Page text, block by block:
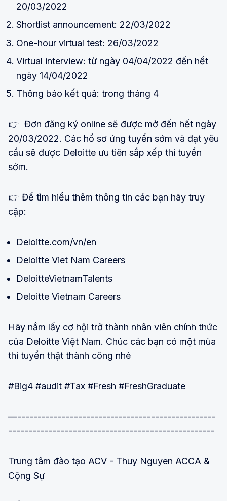
20/03/2022
Shortlist announcement: 22/03/2022
One-hour virtual test: 26/03/2022
Virtual interview: từ ngày 04/04/2022 đến hết
ngày 14/04/2022
Thông báo kết quả: trong tháng 4
👉 Đơn đăng ký online sẽ được mở đến hết ngày
20/03/2022. Các hồ sơ ứng tuyển sớm và đạt yêu
cầu sẽ được Deloitte ưu tiên sắp xếp thi tuyển
sớm.
👉 Để tìm hiểu thêm thông tin các bạn hãy truy
cập:
Deloitte.com/vn/en
Deloitte Viet Nam Careers
DeloitteVietnamTalents
Deloitte Vietnam Careers
Hãy nắm lấy cơ hội trở thành nhân viên chính thức
của Deloitte Việt Nam. Chúc các bạn có một mùa
thi tuyển thật thành công nhé
#Big4 #audit #Tax #Fresh #FreshGraduate
—-------------------------------------------------
---------------------------------------------------
Trung tâm đào tạo ACV - Thuy Nguyen ACCA &
Cộng Sự